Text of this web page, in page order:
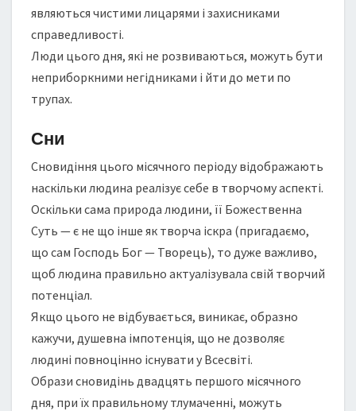
являються чистими лицарями і захисниками
справедливості.
Люди цього дня, які не розвиваються, можуть бути
неприборкними негідниками і йти до мети по
трупах.
Сни
Сновидіння цього місячного періоду відображають
наскільки людина реалізує себе в творчому аспекті.
Оскільки сама природа людини, її Божественна
Суть — є не що інше як творча іскра (пригадаємо,
що сам Господь Бог — Творець), то дуже важливо,
щоб людина правильно актуалізувала свій творчий
потенціал.
Якщо цього не відбувається, виникає, образно
кажучи, душевна імпотенція, що не дозволяє
людині повноцінно існувати у Всесвіті.
Образи сновидінь двадцять першого місячного
дня, при їх правильному тлумаченні, можуть